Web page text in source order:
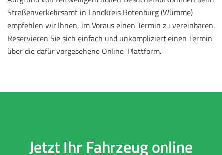
Straßenverkehrsamt in Landkreis Rotenburg (Wümme)
empfehlen wir Ihnen, im Voraus einen Termin zu vereinbaren.
Reservieren Sie sich einfach und unkompliziert einen Termin
über die dafür vorgesehene Online-Plattform.
Jetzt Ihr Fahrzeug online